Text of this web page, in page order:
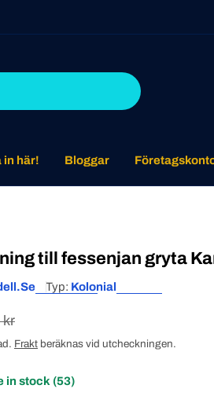
in här! Bloggar
till fessenjan gryta
Typ: Kolonial
kr
Frakt beräknas vid utcheckningen.
in stock (53)